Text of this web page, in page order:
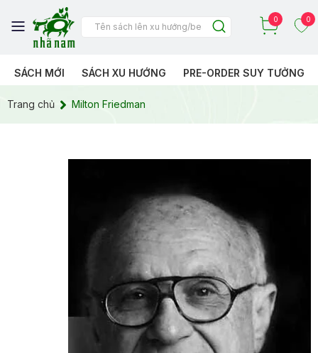
0 0
SÁCH MỚI SÁCH XU HƯỚNG PRE-ORDER SUY TƯỞNG
Trang chủ Milton Friedman